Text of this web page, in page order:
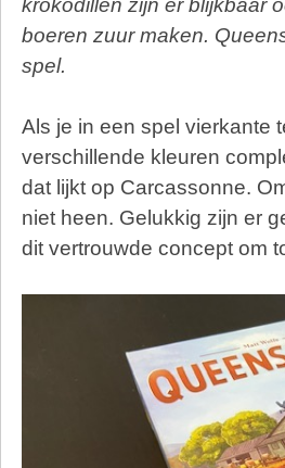
krokodillen zijn er blijkbaar
boeren zuur maken.
spel.
Als je in een spel vierkante
verschillende kleuren
dat lijkt op Carcassonne.
niet heen. Gelukkig zijn er
dit vertrouwde concept om